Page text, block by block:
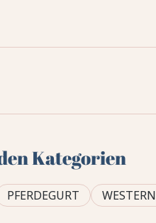
Kategorien
PFERDEGURT WESTERN